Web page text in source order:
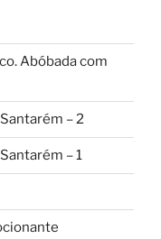
Abóbada com
– 2
– 1